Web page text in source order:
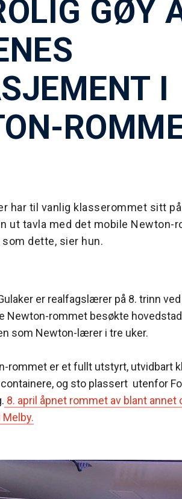
GØY
I
har til vanlig klasserommet sitt
ut tavla med det mobile Newton-
dette, sier hun.
er realfagslærer på 8. trinn
Newton-rommet besøkte
som Newton-lærer i tre uker.
rommet er et fullt utstyrt, utvidbart
og sto plassert utenfor
8. april åpnet rommet av blant annet